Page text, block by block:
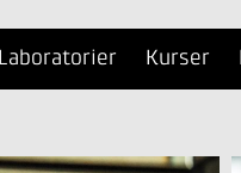
Laboratorier Kurser